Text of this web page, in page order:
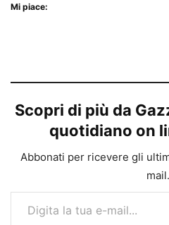
Mi piace:
Scopri di più da
quotidiano on
Abbonati per ricevere gli
mail.
Digita la tua e-mail...